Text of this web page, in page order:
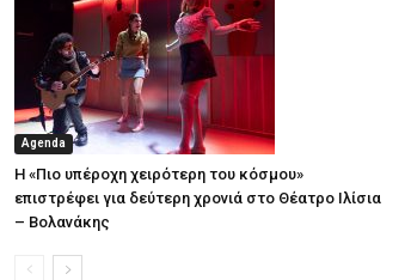
Agenda
Η «Πιο υπέροχη χειρότερη του κόσμου»
επιστρέφει για δεύτερη χρονιά στο Θέατρο Ιλίσια
– Βολανάκης